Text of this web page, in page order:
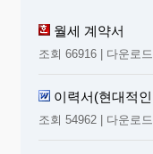
월세 계약서
조회 66916 | 다운로
이력서(현대적
조회 54962 | 다운로